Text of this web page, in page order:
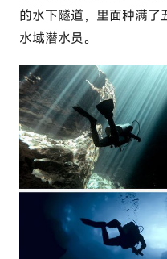
的水下隧道，里面种满了
水域潜水员。